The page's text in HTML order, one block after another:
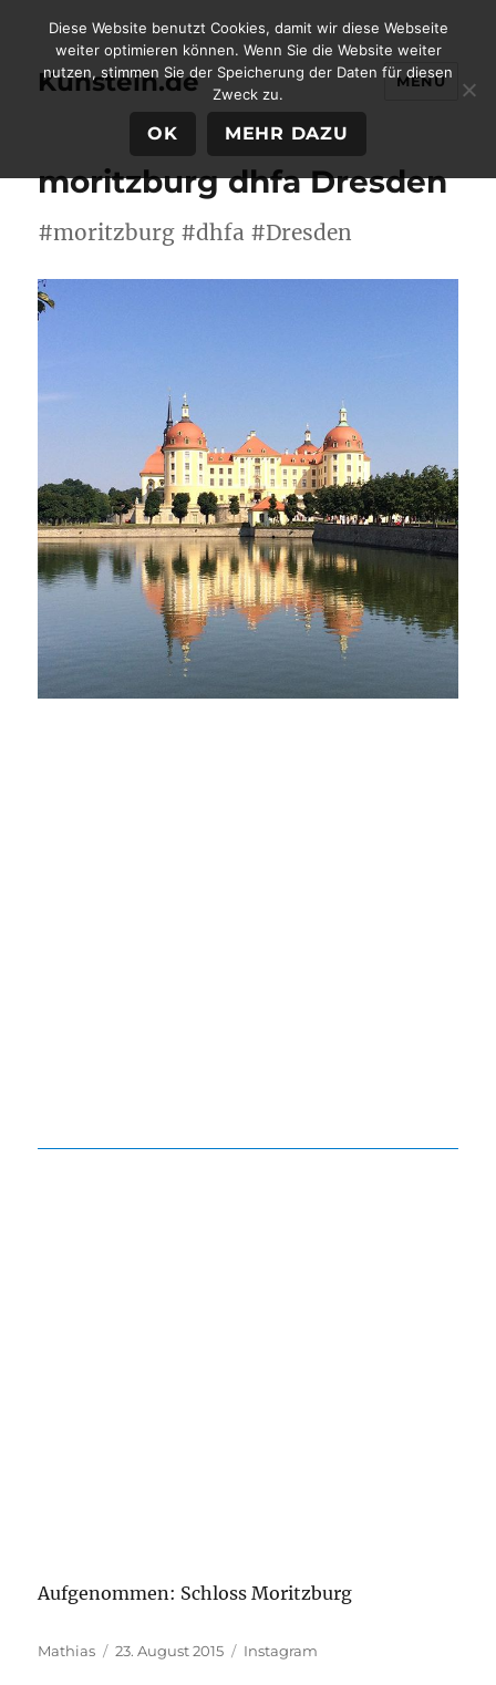
Kunstein.de MENÜ
moritzburg dhfa Dresden
#moritzburg #dhfa #Dresden
Aufgenommen: Schloss Moritzburg
Autor
Mathias
Veröffentlicht
23. August 2015 Kategorien
Instagram
Diese Website benutzt Cookies, damit wir diese Webseite
weiter optimieren können. Wenn Sie die Website weiter
nutzen, stimmen Sie der Speicherung der Daten für diesen
Zweck zu.
OK MEHR DAZU